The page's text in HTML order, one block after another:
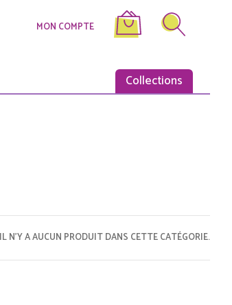
MON COMPTE
Collections
IL N'Y A AUCUN PRODUIT DANS CETTE CATÉGORIE.